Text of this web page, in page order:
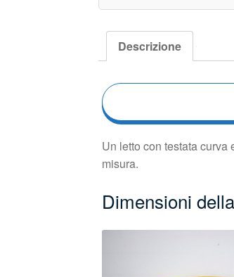
Descrizione
Un letto con testata
misura.
Dimensioni